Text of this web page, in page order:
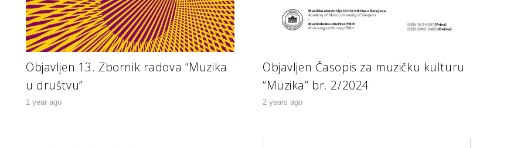
Objavljen 13. Zbornik radova “Muzika
u društvu”
1 year ago
Objavljen Časopis za muzičku kulturu
“Muzika” br. 2/2024
2 years ago